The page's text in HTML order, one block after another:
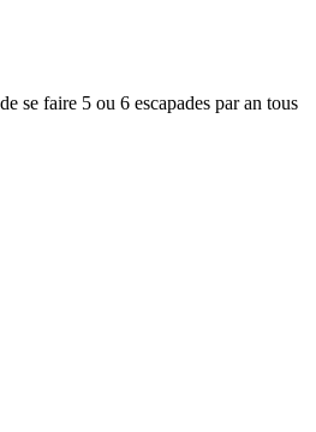
se faire 5 ou 6 escapades par an tous